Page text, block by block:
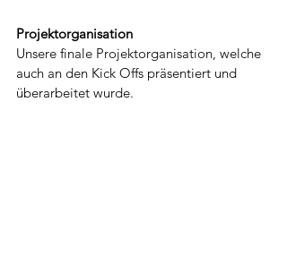
Projektorganisation
Unsere finale Projektorganisation, welche
auch an den Kick Offs präsentiert und
überarbeitet wurde.